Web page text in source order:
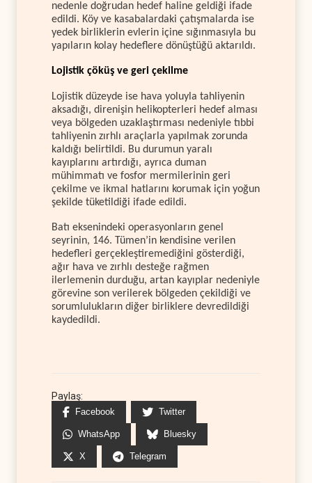
nedenle doğrudan hedef haline geldiği ifade
edildi. Köy ve kasabalardaki çatışmalarda ise
yedek birliklerin evlerin içine sığınmasıyla bu
yapıların kolay hedeflere dönüştüğü aktarıldı.
Lojistik çöküş ve geri çekilme
Lojistik düzeyde ise hava yoluyla tahliyenin
aksadığı, direnişin helikopterleri hedef alması
veya bölgeden uzaklaştırması nedeniyle tıbbi
tahliyenin zırhlı araçlarla yapılmak zorunda
kaldığı belirtildi. Bu durumun yaralı
kayıplarını artırdığı, ayrıca duman
mühimmatı ve fosfor mermilerinin geri
çekilme ve ikmal hatlarını korumak için yoğun
şekilde tüketildiği ifade edildi.
Batı eksenindeki operasyonların genel
seyrinin, 146. Tümen’in kendisine verilen
hedefleri gerçekleştiremediğini gösterdiği,
ağır hava ve zırhlı desteğe rağmen
ilerlemenin durduğu, artan kayıplar nedeniyle
görevine son verilerek bölgeden çekildiği ve
sorumlulukların diğer birliklere devredildiği
kaydedildi.
Paylaş:
Facebook Twitter
WhatsApp Bluesky
X Telegram